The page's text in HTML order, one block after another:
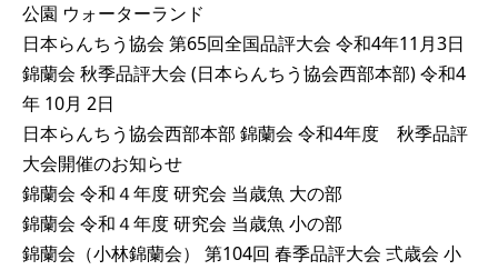
公園 ウォーターランド
日本らんちう協会 第65回全国品評大会 令和4年11月3日
錦蘭会 秋季品評大会 (日本らんちう協会西部本部) 令和4
年 10月 2日
日本らんちう協会西部本部 錦蘭会 令和4年度 秋季品評
大会開催のお知らせ
錦蘭会 令和４年度 研究会 当歳魚 大の部
錦蘭会 令和４年度 研究会 当歳魚 小の部
錦蘭会（小林錦蘭会） 第104回 春季品評大会 弍歳会 小